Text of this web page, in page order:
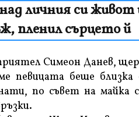
личния си живот
пленил сърцето й
Симеон Данев,
певицата беше
по съвет на майка